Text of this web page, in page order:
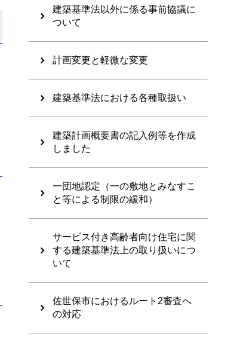
建築基準法以外に係る事前協議に
ついて
計画変更と軽微な変更
建築基準法における各種取扱い
建築計画概要書の記入例等を作成
しました
一団地認定（一の敷地とみなすこ
と等による制限の緩和）
サービス付き高齢者向け住宅に関
する建築基準法上の取り扱いにつ
いて
佐世保市におけるルート2審査へ
の対応